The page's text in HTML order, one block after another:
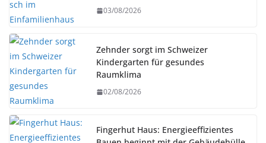
03/08/2026
Zehnder sorgt im Schweizer
Kindergarten für gesundes
Raumklima
02/08/2026
Fingerhut Haus: Energieeffizientes